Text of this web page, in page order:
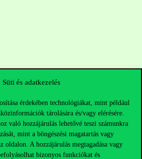
Süti és adatkezelés
érdekében technológiákat, mint például
tárolására és/vagy elérésére.
való hozzájárulás lehetővé teszi számunkra
mint a böngészési magatartás vagy
oldalon. A hozzájárulás megtagadása vagy
bizonyos funkciókat és
5000
kapcsolatban?